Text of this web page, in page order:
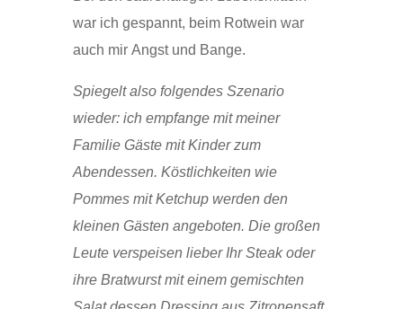
war ich gespannt, beim Rotwein war
auch mir Angst und Bange.
Spiegelt also folgendes Szenario
wieder: ich empfange mit meiner
Familie Gäste mit Kinder zum
Abendessen. Köstlichkeiten wie
Pommes mit Ketchup werden den
kleinen Gästen angeboten. Die großen
Leute verspeisen lieber Ihr Steak oder
ihre Bratwurst mit einem gemischten